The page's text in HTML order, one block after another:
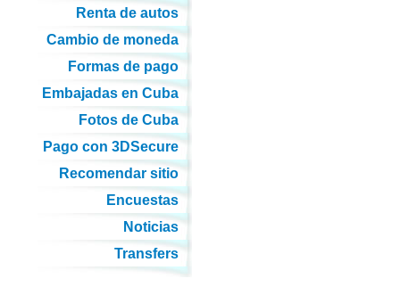
Renta de autos
Cambio de moneda
Formas de pago
Embajadas en Cuba
Fotos de Cuba
Pago con 3DSecure
Recomendar sitio
Encuestas
Noticias
Transfers